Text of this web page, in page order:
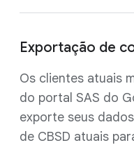
Exportação de
Os clientes atuais
do portal SAS do
exporte seus
de CBSD atuais